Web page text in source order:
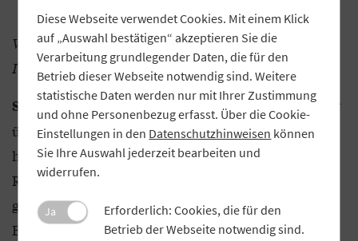
Was haben denn die Kolleginnen und Kollegen zu
Ihrem Tattoo gesagt?
Schinke:Anfangs war das nur ein kleiner Kreis, der
über die Aktion informiert war. Aber natürlich
haben die Bilder in der Bank relativ schnell die
Runde gemacht. Bei den Kolleginnen und Kollegen
gab es erstmal eine große Ungläubigkeit, weil die
Bilder sehr authentisch wirken. Einige, die mich
Diese Webseite verwendet Cookies. Mit einem Klick
auf „Auswahl bestätigen“ akzeptieren Sie die
Verarbeitung grundlegender Daten, die für den
Betrieb dieser Webseite notwendig sind. Weitere
statistische Daten werden nur mit Ihrer Zustimmung
und ohne Personenbezug erfasst. Über die Cookie-
Einstellungen in den Datenschutzhinweisen können
Sie Ihre Auswahl jederzeit bearbeiten und
widerrufen.
Ja
Erforderlich: Cookies, die für den
Betrieb der Webseite notwendig sind.